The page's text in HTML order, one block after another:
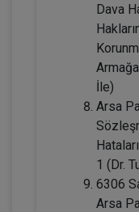
Boşanma
Kongresi -
360 TL
Dava
İle)
Arsa
1 (Dr.
6306
Arsa